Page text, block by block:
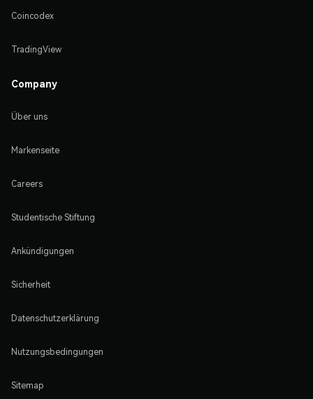
Coincodex
TradingView
Company
Über uns
Markenseite
Careers
Studentische Stiftung
Ankündigungen
Sicherheit
Datenschutzerklärung
Nutzungsbedingungen
Sitemap